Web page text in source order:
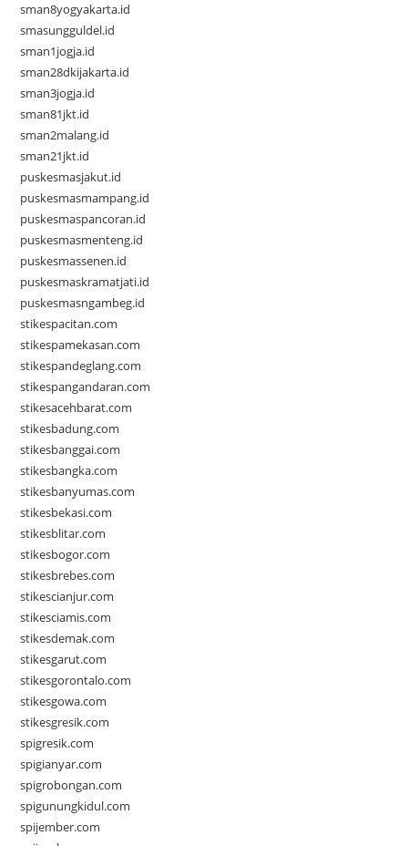
sman8yogyakarta.id
smasungguldel.id
sman1jogja.id
sman28dkijakarta.id
sman3jogja.id
sman81jkt.id
sman2malang.id
sman21jkt.id
puskesmasjakut.id
puskesmasmampang.id
puskesmaspancoran.id
puskesmasmenteng.id
puskesmassenen.id
puskesmaskramatjati.id
puskesmasngambeg.id
stikespacitan.com
stikespamekasan.com
stikespandeglang.com
stikespangandaran.com
stikesacehbarat.com
stikesbadung.com
stikesbanggai.com
stikesbangka.com
stikesbanyumas.com
stikesbekasi.com
stikesblitar.com
stikesbogor.com
stikesbrebes.com
stikescianjur.com
stikesciamis.com
stikesdemak.com
stikesgarut.com
stikesgorontalo.com
stikesgowa.com
stikesgresik.com
spigresik.com
spigianyar.com
spigrobongan.com
spigunungkidul.com
spijember.com